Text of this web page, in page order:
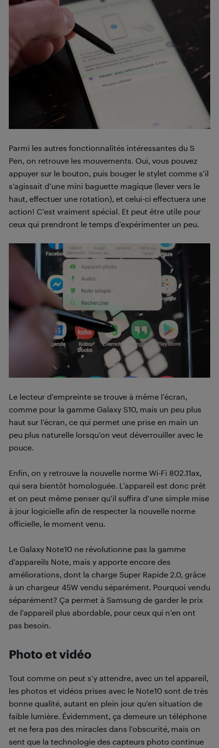
Parmi les autres fonctionnalités intéressantes du S
Pen, on retrouve les mouvements. Oui, vous pouvez
appuyer sur le bouton, puis bouger le stylet comme s’il
s’agissait d’une mini baguette magique (lever vers le
haut, effectuer une rotation), et celui-ci effectuera une
action! C’est vraiment spécial. Et peut être utile pour
ceux qui prendront le temps d’expérimenter un peu.
Le lecteur d’empreinte se trouve à même l’écran,
comme pour la gamme Galaxy S10, mais un peu plus
haut sur l’écran, ce qui permet une prise en main un
peu plus naturelle lorsqu’on veut déverrouiller avec le
pouce.
Enfin, on y retrouve la nouvelle norme Wi-Fi 802.11ax,
qui sera bientôt homologuée. L’appareil est donc prêt
et on peut même penser qu’il suffira d’une simple mise
à jour logicielle afin de respecter la nouvelle norme
officielle, le moment venu.
Le Galaxy Note10 ne révolutionne pas la gamme
d’appareils Note, mais y apporte encore des
améliorations, dont la charge Super Rapide 2.0, grâce
à un chargeur 45W vendu séparément. Pourquoi vendu
séparément? Ça permet à Samsung de garder le prix
de l’appareil plus abordable, pour ceux qui n’en ont
pas besoin.
Photo et vidéo
Tout comme on peut s’y attendre, avec un tel appareil,
les photos et vidéos prises avec le Note10 sont de très
bonne qualité, autant en plein jour qu’en situation de
faible lumière. Évidemment, ça demeure un téléphone
et ne fera pas des miracles dans l’obscurité, mais on
sent que la technologie des capteurs photo continue